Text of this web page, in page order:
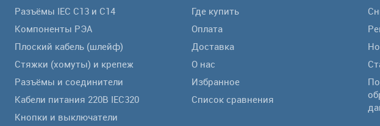
Разъёмы IEC C13 и C14
Компоненты РЭА
Плоский кабель (шлейф)
Стяжки (хомуты) и крепеж
Разъёмы и соединители
Кабели питания 220В IEC320
Кнопки и выключатели
Где купить
Оплата
Доставка
О нас
Избранное
Список сравнения